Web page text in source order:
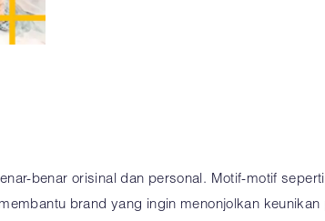
benar orisinal dan personal. Motif-motif
brand yang ingin menonjolkan